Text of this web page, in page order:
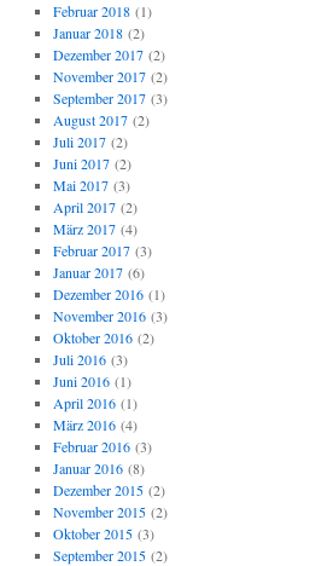
Februar 2018(1)
Januar 2018(2)
Dezember 2017(2)
November 2017(2)
September 2017(3)
August 2017(2)
Juli 2017(2)
Juni 2017(2)
Mai 2017(3)
April 2017(2)
März 2017(4)
Februar 2017(3)
Januar 2017(6)
Dezember 2016(1)
November 2016(3)
Oktober 2016(2)
Juli 2016(3)
Juni 2016(1)
April 2016(1)
März 2016(4)
Februar 2016(3)
Januar 2016(8)
Dezember 2015(2)
November 2015(2)
Oktober 2015(3)
September 2015(2)